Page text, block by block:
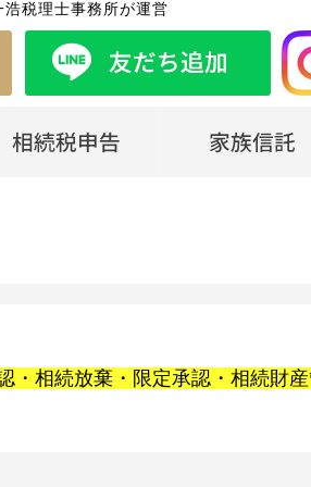
税理士事務所が運営
・相続放棄・限定承認・相続財